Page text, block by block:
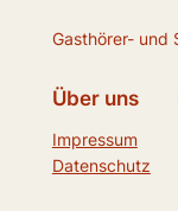
Gasthörer- und
Über uns
Impressum
Datenschutz